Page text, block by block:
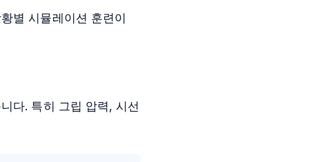
별 시뮬레이션 훈련이
다. 특히 그립 압력, 시선